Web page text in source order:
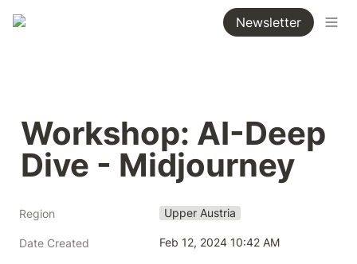
Newsletter
Workshop: AI-Deep
Dive - Midjourney
Region Upper Austria
Date Created Feb 12, 2024 10:42 AM